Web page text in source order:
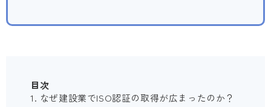
目次
1. なぜ建設業でISO認証の取得が広まったのか？